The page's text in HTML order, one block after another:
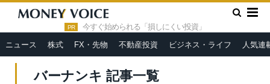
PR 今すぐ始められる「損しにくい投資」
ニュース 株式 FX・先物 不動産投資 ビジネス・ライフ 人気連
HOME » バーナンキ
バーナンキ 記事一覧